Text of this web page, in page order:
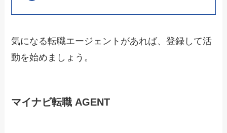
気になる転職エージェントがあれば、登録して活
動を始めましょう。
マイナビ転職 AGENT